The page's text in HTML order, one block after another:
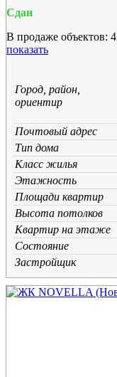
Сдан
В продаже объектов: 4
показать
Город, район,
ориентир
Почтовый адрес
Тип дома
Класс жилья
Этажность
Площади квартир
Высота потолков
Квартир на этаже
Состояние
Застройщик